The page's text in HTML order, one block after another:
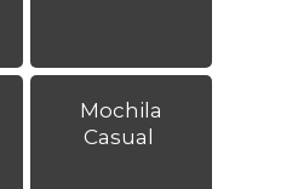
Mochila
Casual